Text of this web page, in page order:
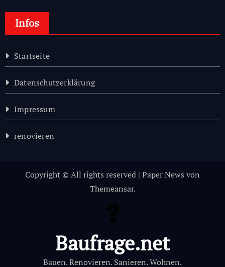
Infos
Startseite
Datenschutzerklärung
Impressum
renovieren
Copyright © All rights reserved | Paper News von
Themeansar.
Baufrage.net
Bauen. Renovieren. Sanieren. Wohnen.